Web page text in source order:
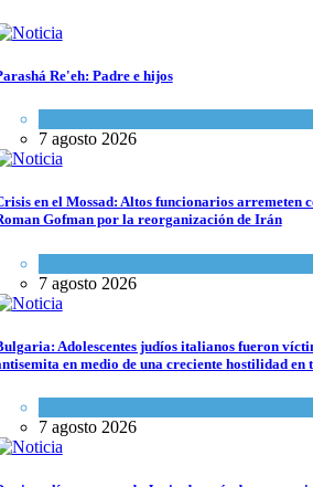
Re'eh: Padre e hijos
7 agosto 2026
en el Mossad: Altos funcionarios arremeten
Gofman por la reorganización de Irán
7 agosto 2026
Adolescentes judíos italianos fueron
en medio de una creciente hostilidad en
7 agosto 2026